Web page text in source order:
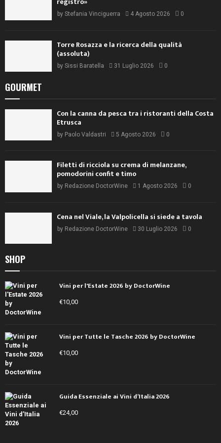
by Stefania Vinciguerra 4 Agosto 2026 0
Torre Rosazza e la ricerca della qualità
(assoluta)
by Sissi Baratella 31 Luglio 2026 0
GOURMET
Con la canna da pesca tra i ristoranti della Costa
Etrusca
by Paolo Valdastri 5 Agosto 2026 0
Filetti di ricciola su crema di melanzane,
pomodorini confit e timo
by Redazione DoctorWine 1 Agosto 2026 0
Cena nel Viale, la Valpolicella si siede a tavola
by Redazione DoctorWine 30 Luglio 2026 0
SHOP
Vini per l'Estate 2026 by DoctorWine
€10,00
Vini per Tutte le Tasche 2026 by DoctorWine
€10,00
Guida Essenziale ai Vini d’Italia 2026
€24,00